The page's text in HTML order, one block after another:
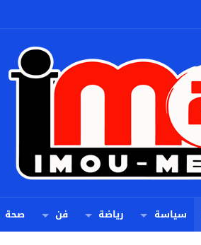
سياسة رياضة فن صحة